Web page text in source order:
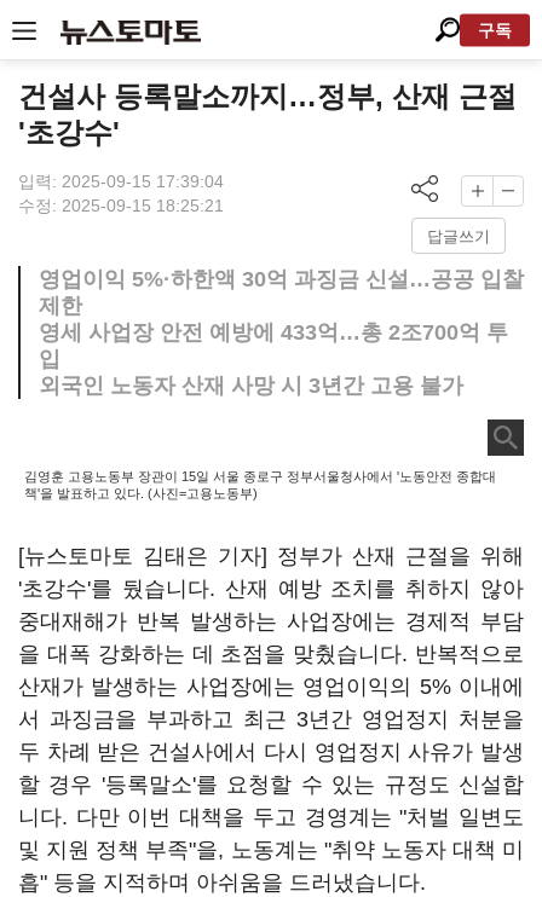
구독
건설사 등록말소까지…정부, 산재 근절
'초강수'
입력: 2025-09-15 17:39:04
수정: 2025-09-15 18:25:21
답글쓰기
영업이익 5%·하한액 30억 과징금 신설…공공 입찰
제한
영세 사업장 안전 예방에 433억…총 2조700억 투
입
외국인 노동자 산재 사망 시 3년간 고용 불가
김영훈 고용노동부 장관이 15일 서울 종로구 정부서울청사에서 '노동안전 종합대
책'을 발표하고 있다. (사진=고용노동부)
[뉴스토마토 김태은 기자] 정부가 산재 근절을 위해
'초강수'를 뒀습니다. 산재 예방 조치를 취하지 않아
중대재해가 반복 발생하는 사업장에는 경제적 부담
을 대폭 강화하는 데 초점을 맞췄습니다. 반복적으로
산재가 발생하는 사업장에는 영업이익의 5% 이내에
서 과징금을 부과하고 최근 3년간 영업정지 처분을
두 차례 받은 건설사에서 다시 영업정지 사유가 발생
할 경우 '등록말소'를 요청할 수 있는 규정도 신설합
니다. 다만 이번 대책을 두고 경영계는 "처벌 일변도
및 지원 정책 부족"을, 노동계는 "취약 노동자 대책 미
흡" 등을 지적하며 아쉬움을 드러냈습니다.